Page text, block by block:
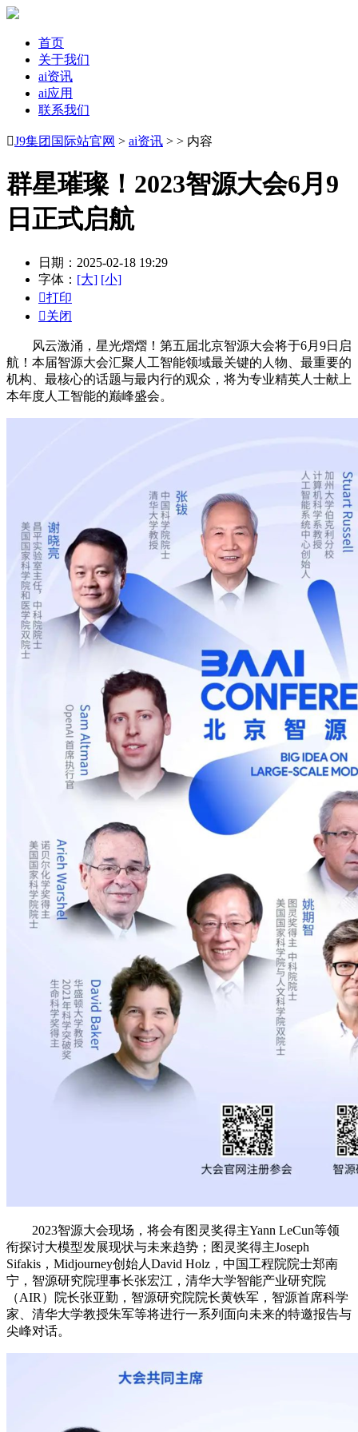
首页
关于我们
ai资讯
ai应用
联系我们
J9集团国际站官网 > ai资讯 > > 内容
群星璀璨！2023智源大会6月9
日正式启航
日期：2025-02-18 19:29
字体： [大] [小]
打印
关闭
风云激涌，星光熠熠！第五届北京智源大会将于6月9日启
航！本届智源大会汇聚人工智能领域最关键的人物、最重要的
机构、最核心的话题与最内行的观众，将为专业精英人士献上
本年度人工智能的巅峰盛会。
2023智源大会现场，将会有图灵奖得主Yann LeCun等领
衔探讨大模型发展现状与未来趋势；图灵奖得主Joseph
Sifakis，Midjourney创始人David Holz，中国工程院院士郑南
宁，智源研究院理事长张宏江，清华大学智能产业研究院
（AIR）院长张亚勤，智源研究院院长黄铁军，智源首席科学
家、清华大学教授朱军等将进行一系列面向未来的特邀报告与
尖峰对话。